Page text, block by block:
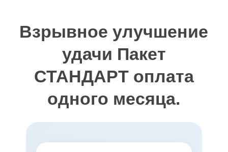
Взрывное улучшение
удачи Пакет
СТАНДАРТ оплата
одного месяца.